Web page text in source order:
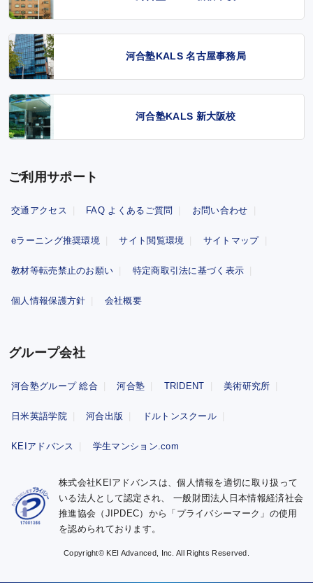
河合塾KALS 名古屋事務局
河合塾KALS 新大阪校
ご利用サポート
交通アクセス FAQ よくあるご質問 お問い合わせ
eラーニング推奨環境 サイト閲覧環境 サイトマップ
教材等転売禁止のお願い 特定商取引法に基づく表示
個人情報保護方針 会社概要
グループ会社
河合塾グループ 総合 河合塾 TRIDENT 美術研究所
日米英語学院 河合出版 ドルトンスクール
KEIアドバンス 学生マンション.com
株式会社KEIアドバンスは、個人情報を適切に取り扱って
いる法人として認定され、 一般財団法人日本情報経済社会
推進協会（JIPDEC）から「プライバシーマーク」の使用
を認められております。
Copyright© KEI Advanced, Inc. All Rights Reserved.